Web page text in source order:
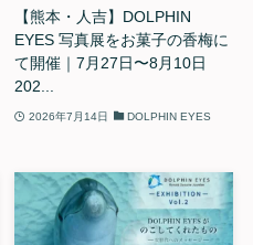
【熊本・人吉】DOLPHIN
EYES 写真展をお菓子の香梅に
て開催｜7月27日〜8月10日
202...
2026年7月14日 DOLPHIN EYES